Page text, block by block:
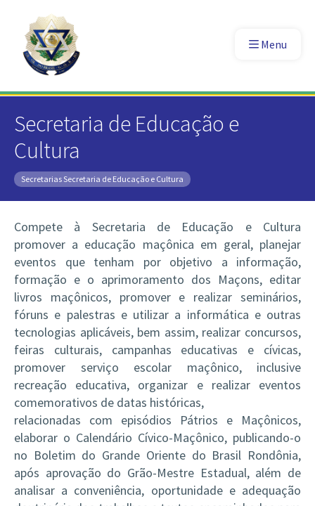
Menu
Secretaria de Educação e
Cultura
SecretariasSecretaria de Educação e Cultura
Compete à Secretaria de Educação e Cultura
promover a educação maçônica em geral, planejar
eventos que tenham por objetivo a informação,
formação e o aprimoramento dos Maçons, editar
livros maçônicos, promover e realizar seminários,
fóruns e palestras e utilizar a informática e outras
tecnologias aplicáveis, bem assim, realizar concursos,
feiras culturais, campanhas educativas e cívicas,
promover serviço escolar maçônico, inclusive
recreação educativa, organizar e realizar eventos
comemorativos de datas históricas,
relacionadas com episódios Pátrios e Maçônicos,
elaborar o Calendário Cívico-Maçônico, publicando-o
no Boletim do Grande Oriente do Brasil Rondônia,
após aprovação do Grão-Mestre Estadual, além de
analisar a conveniência, oportunidade e adequação